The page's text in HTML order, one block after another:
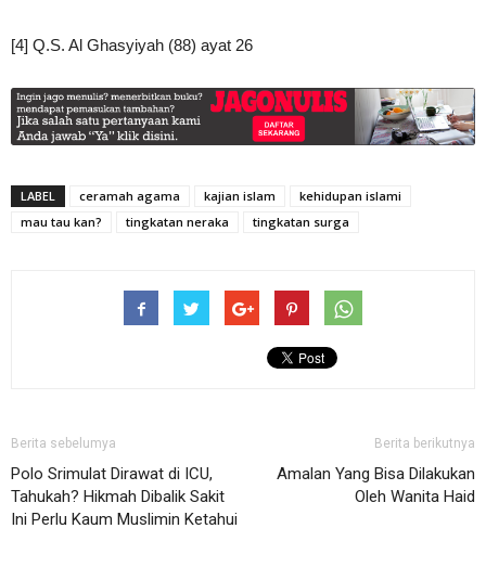
[4] Q.S. Al Ghasyiyah (88) ayat 26
LABEL ceramah agama kajian islam
kehidupan islami
mau tau kan?
tingkatan neraka tingkatan surga
Berita sebelumya
Polo Srimulat Dirawat di ICU,
Tahukah? Hikmah Dibalik Sakit
Ini Perlu Kaum Muslimin Ketahui
Berita berikutnya
Amalan Yang Bisa Dilakukan
Oleh Wanita Haid